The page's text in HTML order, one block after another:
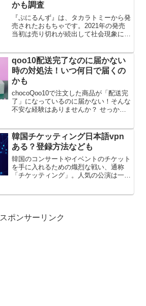
かも調査
『ぷにるんず』は、タカラトミーから発
売されたおもちゃです。2021年の発売
当初は売り切れが続出して社会現象にな
せる育成ゲームです。玩具に設けられた
穴に指を入れると、液晶...
qoo10配送完了なのに届かない
時の対処法！いつ何日で届くの
かも
chocoQoo10で注文した商品が「配送完
了」になっているのに届かない！そんな
不安な経験はありませんか？ せっかく
では、Qoo10で「配送完了」表示なのに
商品が届かな...
韓国チケッティング日本語vpn
ある？登録方法なども
韓国のコンサートやイベントのチケット
を手に入れるための熾烈な戦い、通称
「チケッティング」。人気の公演は一瞬
スポンサーリンク